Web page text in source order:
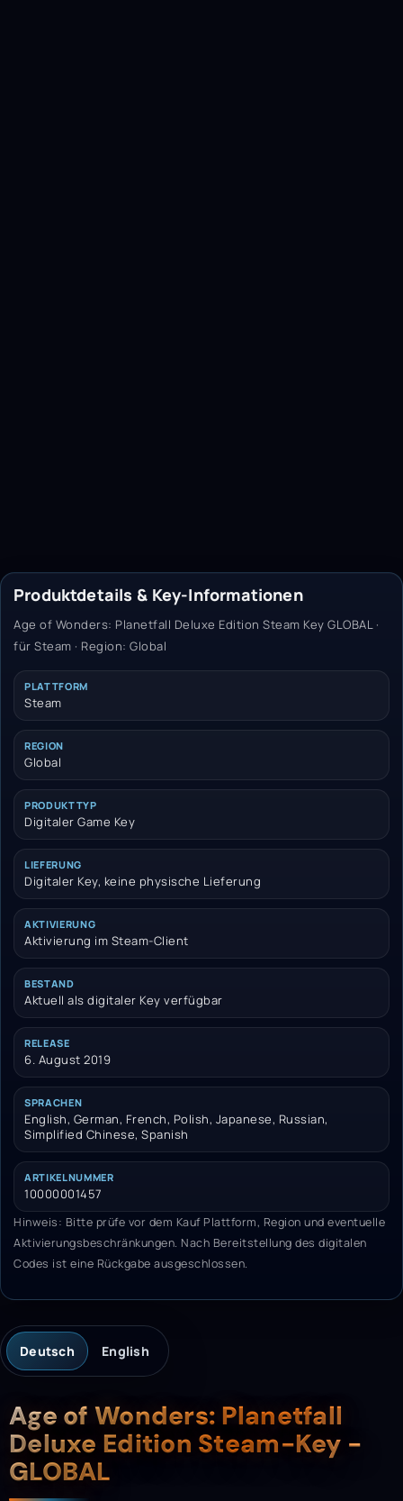
Produktdetails & Key-Informationen
Age of Wonders: Planetfall Deluxe Edition Steam Key GLOBAL ·
für Steam · Region: Global
PLATTFORM
Steam
REGION
Global
PRODUKTTYP
Digitaler Game Key
LIEFERUNG
Digitaler Key, keine physische Lieferung
AKTIVIERUNG
Aktivierung im Steam-Client
BESTAND
Aktuell als digitaler Key verfügbar
RELEASE
6. August 2019
SPRACHEN
English, German, French, Polish, Japanese, Russian,
Simplified Chinese, Spanish
ARTIKELNUMMER
10000001457
Hinweis: Bitte prüfe vor dem Kauf Plattform, Region und eventuelle
Aktivierungsbeschränkungen. Nach Bereitstellung des digitalen
Codes ist eine Rückgabe ausgeschlossen.
Deutsch English
Beschreibung
Age of Wonders: Planetfall
Deluxe Edition Steam-Key -
GLOBAL